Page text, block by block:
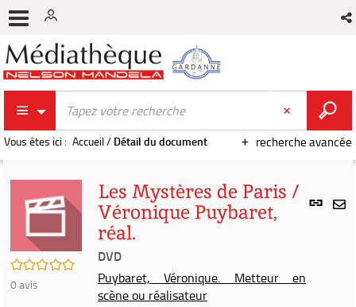
recherche avancée
Vous êtes ici : Accueil/ Détail du document
Lien
/5
0avis
Les Mystères de Paris /
Véronique Puybaret,
réal.
DVD
Puybaret, Véronique. Metteur en
scène ou réalisateur